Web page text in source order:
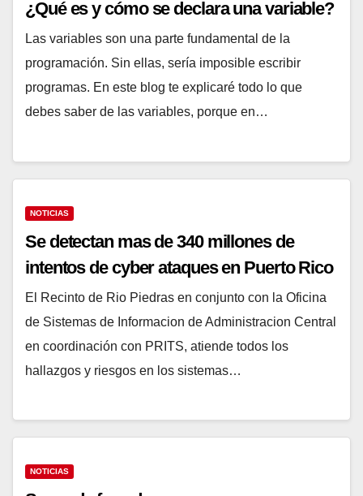
¿Qué es y cómo se declara una
variable?
Las variables son una parte fundamental de la
programación. Sin ellas, sería imposible escribir
programas. En este blog te explicaré todo lo que
NOTICIAS
Se detectan mas de 340 millones
de intentos de cyber ataques en
Puerto Rico
El Recinto de Rio Piedras en conjunto con la
Oficina de Sistemas de Informacion de
PRITS, atiende todos los hallazgos y riesgos en